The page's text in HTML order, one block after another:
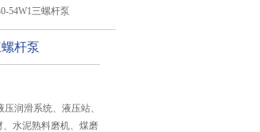
54W1三螺杆泵
杆泵
润滑系统、液压站、
水泥熟料磨机、煤磨